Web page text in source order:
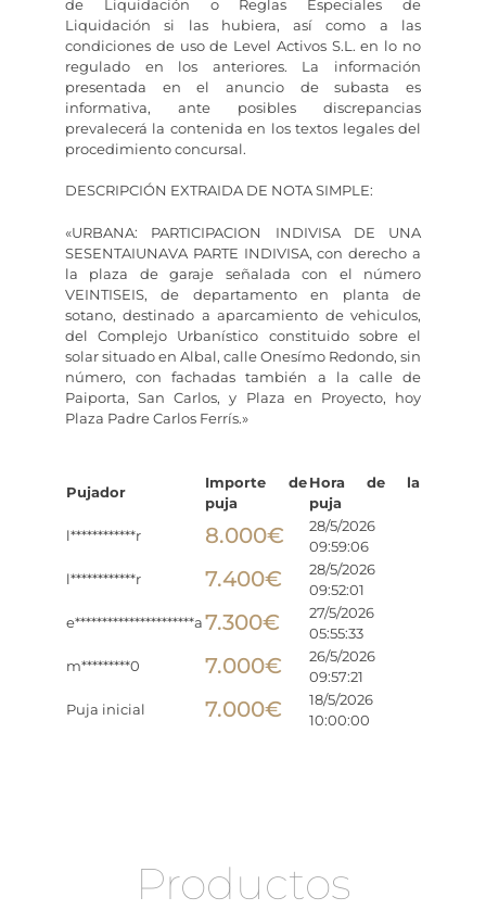
de Liquidación o Reglas Especiales de
Liquidación si las hubiera, así como a las
condiciones de uso de Level Activos S.L. en lo no
regulado en los anteriores. La información
presentada en el anuncio de subasta es
informativa, ante posibles discrepancias
prevalecerá la contenida en los textos legales del
procedimiento concursal.
DESCRIPCIÓN EXTRAIDA DE NOTA SIMPLE:
«URBANA: PARTICIPACION INDIVISA DE UNA
SESENTAIUNAVA PARTE INDIVISA, con derecho a
la plaza de garaje señalada con el número
VEINTISEIS, de departamento en planta de
sotano, destinado a aparcamiento de vehiculos,
del Complejo Urbanístico constituido sobre el
solar situado en Albal, calle Onesímo Redondo, sin
número, con fachadas también a la calle de
Paiporta, San Carlos, y Plaza en Proyecto, hoy
Plaza Padre Carlos Ferrís.»
Pujador
Importe de
puja
Hora de la
puja
l************r
8.000€
28/5/2026
09:59:06
l************r
7.400€
28/5/2026
09:52:01
e**********************a7.300€
27/5/2026
05:55:33
m*********0
7.000€
26/5/2026
09:57:21
Puja inicial
7.000€
18/5/2026
10:00:00
Productos